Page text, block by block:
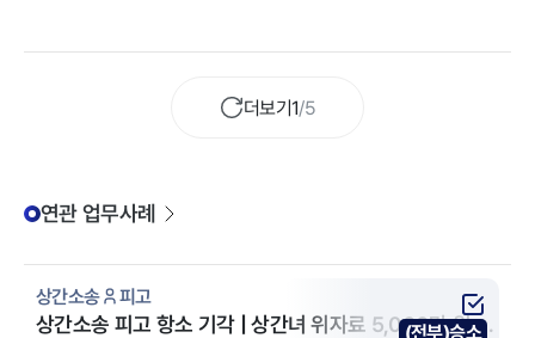
더보기1/5
연관 업무사례
상간소송 피고
상간소송 피고 항소 기각 | 상간녀 위자료 5,000만 원 청
(전부)승소